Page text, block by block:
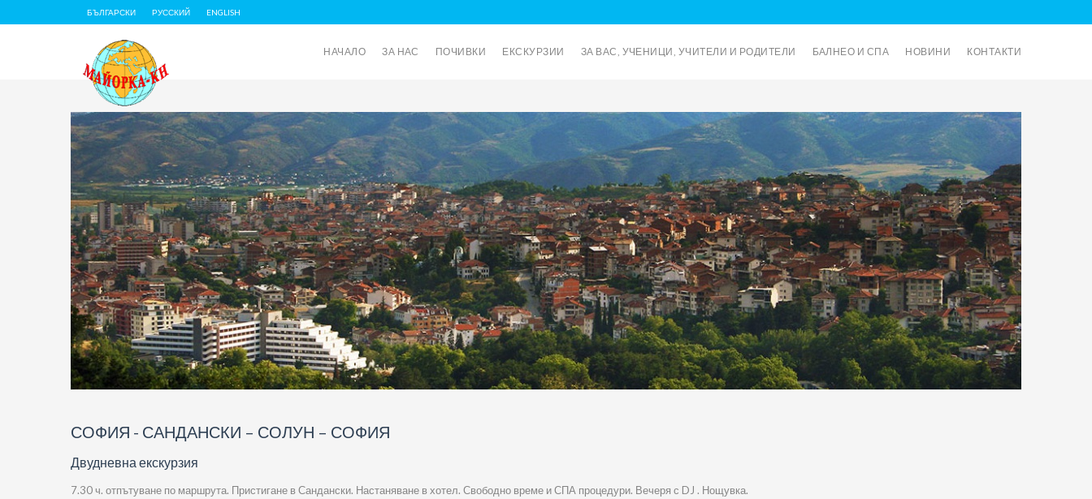
БЪЛГАРСКИ РУССКИЙ ENGLISH
НАЧАЛО ЗА НАС ПОЧИВКИ ЕКСКУРЗИИ ЗА ВАС, УЧЕНИЦИ, УЧИТЕЛИ И РОДИТЕЛИ БАЛНЕО И СПА НОВИНИ КОНТАКТИ
СОФИЯ - САНДАНСКИ – СОЛУН – СОФИЯ
Двудневна екскурзия
7.30 ч. отпътуване по маршрута. Пристигане в Сандански. Настаняване в хотел. Свободно време и СПА процедури. Вечеря с DJ . Нощувка.